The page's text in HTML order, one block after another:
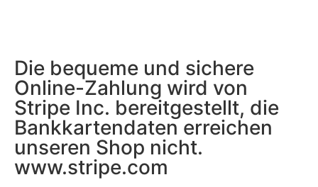
Die bequeme und sichere
Online-Zahlung wird von
Stripe Inc. bereitgestellt, die
Bankkartendaten erreichen
unseren Shop nicht.
www.stripe.com